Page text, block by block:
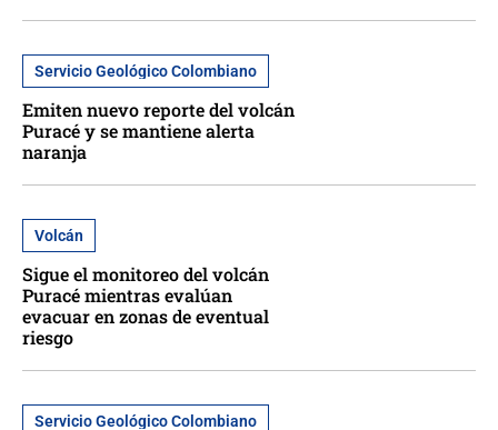
Servicio Geológico Colombiano
Emiten nuevo reporte del volcán
Puracé y se mantiene alerta
naranja
Volcán
Sigue el monitoreo del volcán
Puracé mientras evalúan
evacuar en zonas de eventual
riesgo
Servicio Geológico Colombiano